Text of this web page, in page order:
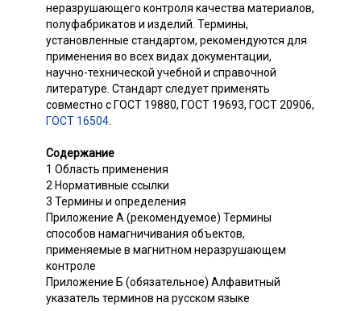
неразрушающего контроля качества материалов,
полуфабрикатов и изделий. Термины,
установленные стандартом, рекомендуются для
применения во всех видах документации,
научно-технической учебной и справочной
литературе. Стандарт следует применять
совместно с ГОСТ 19880, ГОСТ 19693, ГОСТ 20906,
ГОСТ 16504.
Содержание
1 Область применения
2 Нормативные ссылки
3 Термины и определения
Приложение А (рекомендуемое) Термины
способов намагничивания объектов,
применяемые в магнитном неразрушающем
контроле
Приложение Б (обязательное) Алфавитный
указатель терминов на русском языке